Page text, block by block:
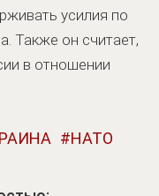
усилия по
Также он считает,
в отношении
НАТО